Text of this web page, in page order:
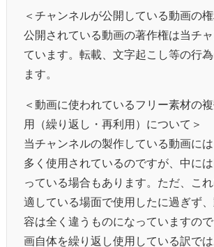
＜チャンネルが公開している動画の権
公開されている動画の著作権は当チャ
ています。転載、文字起こし等の行為
ます。
＜動画に使われているフリー素材の
用（繰り返し・再利用）について＞
当チャンネルの製作している動画に
多く使用されているのですが、中に
っている場合もあります。ただ、こ
適している場面で使用したに過ぎず
容は全く違うものになっていますの
画自体を繰り返し使用している訳では